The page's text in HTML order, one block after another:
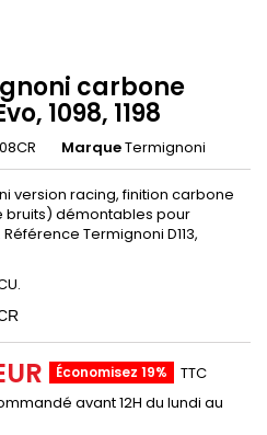
carbone
1098, 1198
MarqueTermignoni
version racing, finition carbone
bruits) démontables pour
Référence Termignoni D113,
Économisez 19%
TTC
avant 12H du lundi au